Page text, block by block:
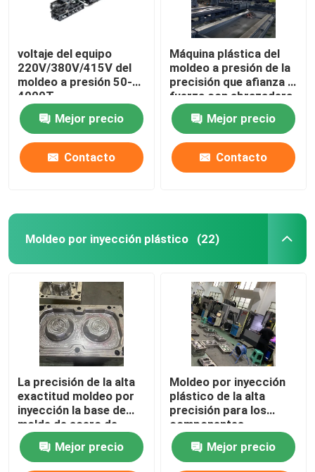
voltaje del equipo
220V/380V/415V del
moldeo a presión 50-
4000T
Mejor precio
Contacto
Máquina plástica del
moldeo a presión de la
precisión que afianza la
fuerza con abrazadera
50-4000T
Mejor precio
Contacto
Moldeo por inyección plástico (22)
La precisión de la alta
exactitud moldeo por
inyección la base de
molde de acero de
aluminio
Mejor precio
Moldeo por inyección
plástico de la alta
precisión para los
componentes
exteriores interiores
automotrices
Mejor precio